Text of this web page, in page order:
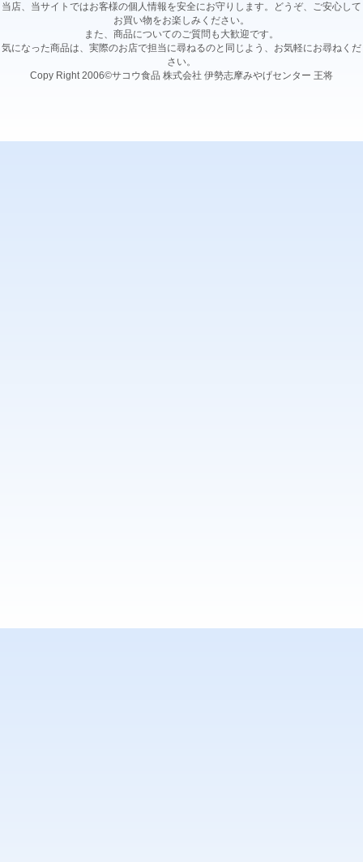
当店、当サイトではお客様の個人情報を安全にお守りします。どうぞ、ご安心して
お買い物をお楽しみください。
また、商品についてのご質問も大歓迎です。
気になった商品は、実際のお店で担当に尋ねるのと同じよう、お気軽にお尋ねくだ
さい。
Copy Right 2006©サコウ食品 株式会社 伊勢志摩みやげセンター 王将